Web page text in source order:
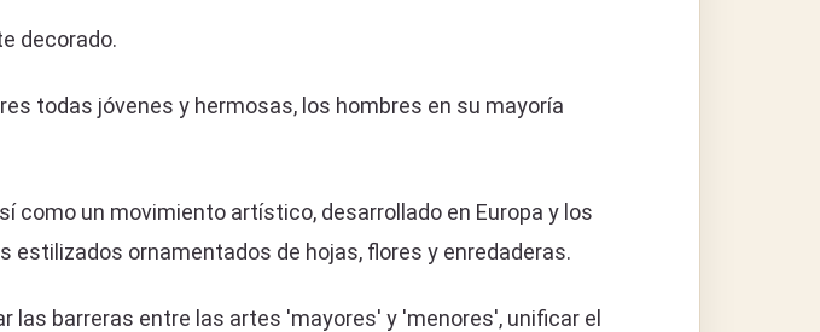
decorado.
todas jóvenes y hermosas, los hombres en su mayoría
como un movimiento artístico, desarrollado en Europa y los
estilizados ornamentados de hojas, flores y enredaderas.
las barreras entre las artes 'mayores' y 'menores', unificar el